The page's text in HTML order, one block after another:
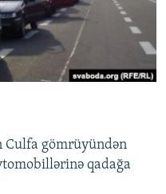
Culfa gömrüyündən
qadağa